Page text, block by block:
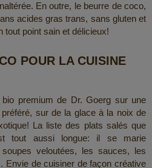
En outre, le beurre de coco,
acides gras trans, sans gluten et
tout point sain et délicieux!
POUR LA CUISINE
premium de Dr. Goerg sur une
sur de la glace à la noix de
La liste des plats salés que
tout aussi longue: il se marie
veloutées, les sauces, les
Envie de cuisiner de façon créative